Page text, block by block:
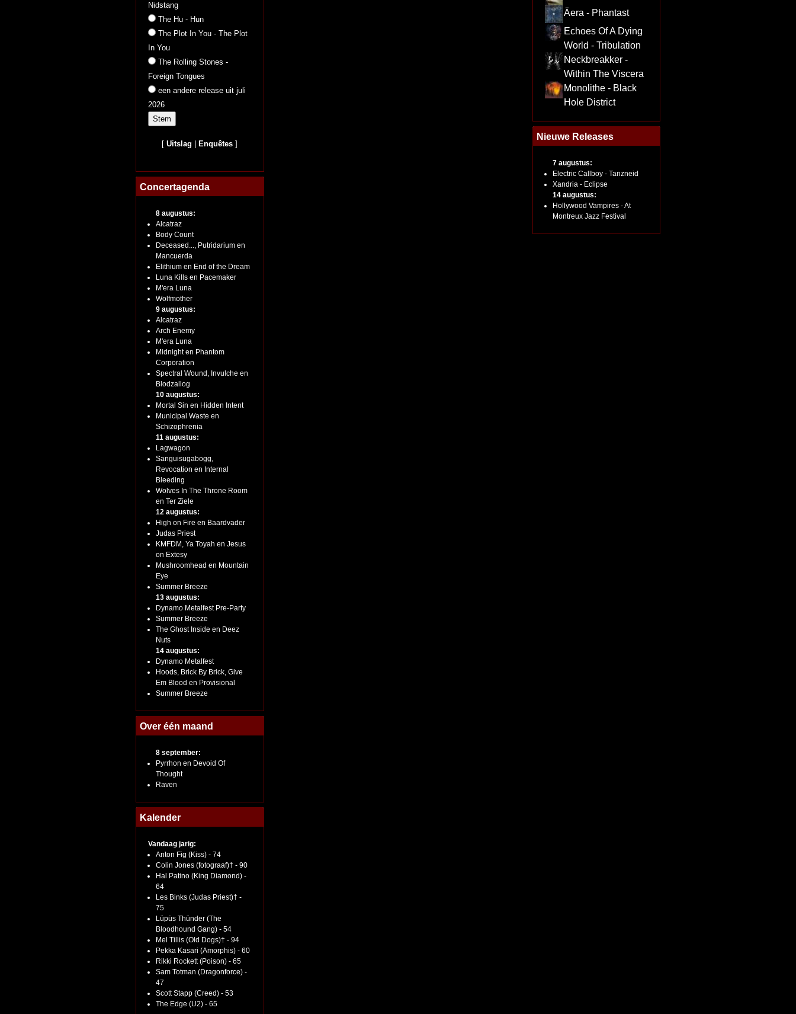
Nidstang
The Hu - Hun
The Plot In You - The Plot
In You
The Rolling Stones -
Foreign Tongues
een andere release uit juli
2026
[Uitslag Enquêtes ]
Concertagenda
8 augustus:
Alcatraz
Body Count
Deceased..., Putridarium en
Mancuerda
Elithium en End of the Dream
Luna Kills en Pacemaker
M'era Luna
Wolfmother
9 augustus:
Alcatraz
Arch Enemy
M'era Luna
Midnight en Phantom
Corporation
Spectral Wound, Invulche en
Blodzallog
10 augustus:
Mortal Sin en Hidden Intent
Municipal Waste en
Schizophrenia
11 augustus:
Lagwagon
Sanguisugabogg,
Revocation en Internal
Bleeding
Wolves In The Throne Room
en Ter Ziele
12 augustus:
High on Fire en Baardvader
Judas Priest
KMFDM, Ya Toyah en Jesus
on Extesy
Mushroomhead en Mountain
Eye
Summer Breeze
13 augustus:
Dynamo Metalfest Pre-Party
Summer Breeze
The Ghost Inside en Deez
Nuts
14 augustus:
Dynamo Metalfest
Hoods, Brick By Brick, Give
Em Blood en Provisional
Summer Breeze
Over één maand
8 september:
Pyrrhon en Devoid Of
Thought
Raven
Kalender
Vandaag jarig:
Anton Fig (Kiss) - 74
Colin Jones (fotograaf)† - 90
Hal Patino (King Diamond) -
64
Les Binks (Judas Priest)† -
75
Lüpüs Thünder (The
Bloodhound Gang) - 54
Mel Tillis (Old Dogs)† - 94
Pekka Kasari (Amorphis) - 60
Rikki Rockett (Poison) - 65
Sam Totman (Dragonforce) -
47
Scott Stapp (Creed) - 53
The Edge (U2) - 65
Äera - Phantast
Echoes Of A Dying
World - Tribulation
Neckbreakker -
Within The Viscera
Monolithe - Black
Hole District
Nieuwe Releases
7 augustus:
Electric Callboy - Tanzneid
Xandria - Eclipse
14 augustus:
Hollywood Vampires - At
Montreux Jazz Festival